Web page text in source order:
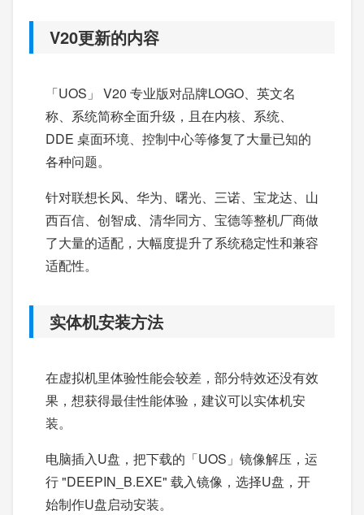
V20更新的内容
「UOS」 V20 专业版对品牌LOGO、英文名
称、系统简称全面升级，且在内核、系统、
DDE 桌面环境、控制中心等修复了大量已知的
各种问题。
针对联想长风、华为、曙光、三诺、宝龙达、山
西百信、创智成、清华同方、宝德等整机厂商做
了大量的适配，大幅度提升了系统稳定性和兼容
适配性。
实体机安装方法
在虚拟机里体验性能会较差，部分特效还没有效
果，想获得最佳性能体验，建议可以实体机安
装。
电脑插入U盘，把下载的「UOS」镜像解压，运
行 "DEEPIN_B.EXE" 载入镜像，选择U盘，开
始制作U盘启动安装。